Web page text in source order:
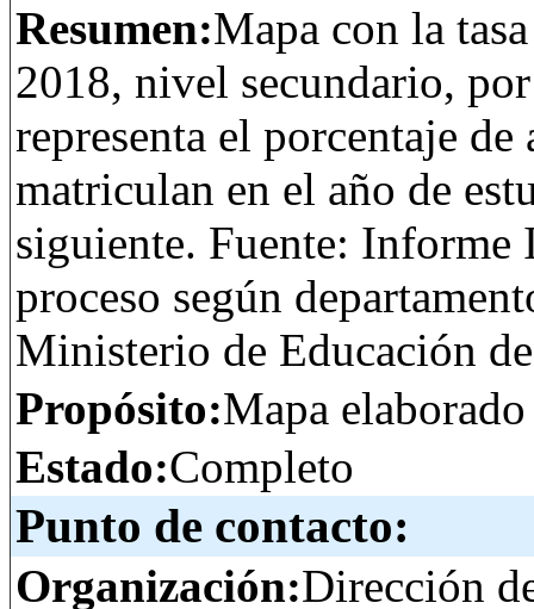
Resumen:Mapa con la
2018, nivel secundario,
representa el porcentaje
matriculan en el año de
siguiente. Fuente: Informe
proceso según
Ministerio de Educación
Propósito:Mapa
Estado:Completo
Punto de contacto:
Organización:Dirección